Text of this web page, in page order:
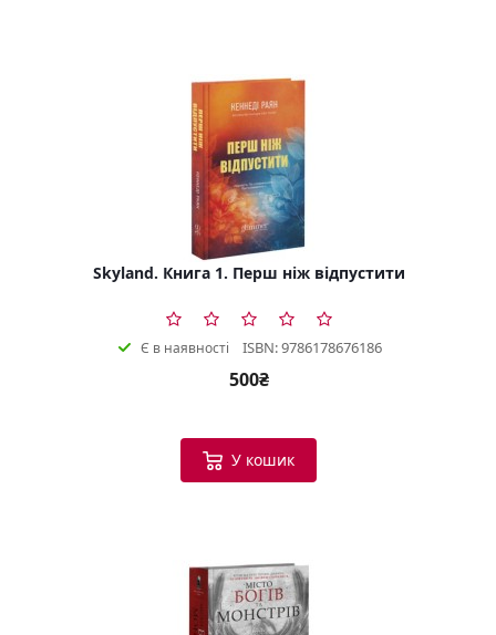
Skyland. Книга 1. Перш ніж відпустити
Є в наявності ISBN: 9786178676186
500₴
У кошик